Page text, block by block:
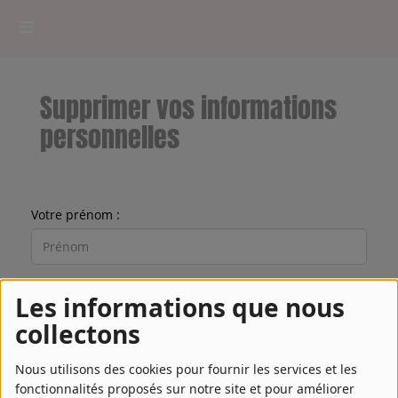
Les informations que nous
collectons
Nous utilisons des cookies pour fournir les services et les
fonctionnalités proposés sur notre site et pour améliorer
RADIOPLAYER
PODCASTS
Cultur'Ciné - Jean Meurice
CONCOURS
Contact
Supprimer vos informations
personnelles
Votre prénom :
Votre nom :